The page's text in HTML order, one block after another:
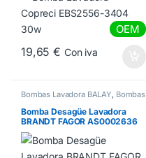
OEM
19,65€ Con iva
Bombas Lavadora BALAY, Bombas
Lavadora BOSCH Bombas
Lavadora EDESA,Bombas
Lavadora FAGOR
Bomba Desagüe Lavadora
BRANDT FAGOR AS0002636